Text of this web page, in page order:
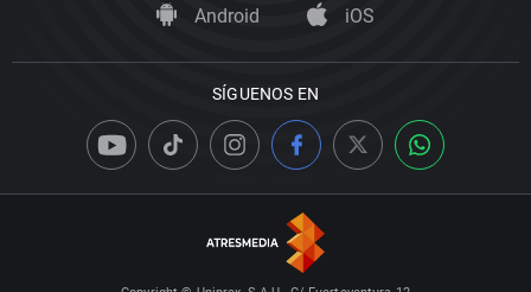
Android iOS
SÍGUENOS EN